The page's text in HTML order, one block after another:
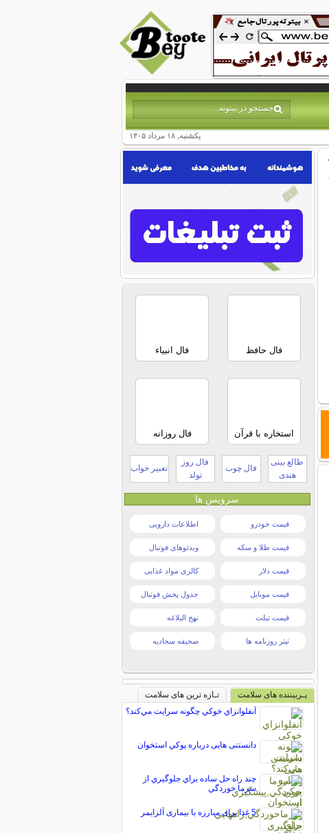
یکشنبه, ۱۸ مرداد ۱۴۰۵
فال حافظ فال انبیاء
استخاره با قرآن فال روزانه
طالع بینی
هندی
فال چوب
فال روز
تولد
تعبیر خواب
سرویس ها
قیمت خودرو اطلاعات دارویی
قیمت طلا و سکه ویدئوهای فوتبال
قیمت دلار کالری مواد غذایی
قیمت موبایل جدول پخش فوتبال
قیمت تبلت نهج البلاغه
تیتر روزنامه ها صحیفه سجادیه
پـربیننده های سلامت
تـازه ترین های سلامت
آنفلوانزاي خوکي چگونه سرايت مي‌کند؟
دانستنی هایی درباره پوکي استخوان
چند راه حل ساده براي جلوگيري از
سرما خوردگي
5 غذا برای مبارزه با بیماری آلزایمر